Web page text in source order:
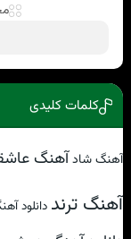
کلمات کلیدی
آهنگ شادآهنگ
آهنگ ترند دانلود